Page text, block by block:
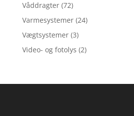
Våddragter (72)
Varmesystemer (24)
Vægtsystemer (3)
Video- og fotolys (2)